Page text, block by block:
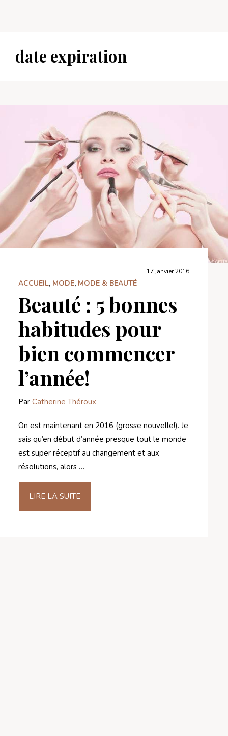
date expiration
17 janvier 2016
ACCUEIL, MODE, MODE & BEAUTÉ
Beauté : 5 bonnes
habitudes pour
bien commencer
l’année!
Par Catherine Théroux
On est maintenant en 2016 (grosse nouvelle!). Je
sais qu’en début d’année presque tout le monde
est super réceptif au changement et aux
résolutions, alors …
LIRE LA SUITE